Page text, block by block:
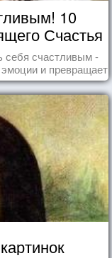
10
Счастья
себя счастливым -
и превращает